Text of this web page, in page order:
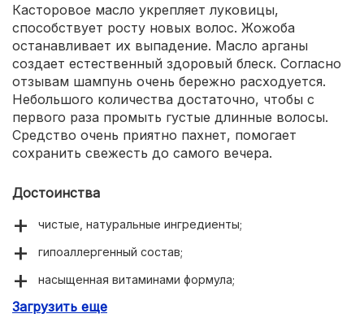
Касторовое масло укрепляет луковицы,
способствует росту новых волос. Жожоба
останавливает их выпадение. Масло арганы
создает естественный здоровый блеск. Согласно
отзывам шампунь очень бережно расходуется.
Небольшого количества достаточно, чтобы с
первого раза промыть густые длинные волосы.
Средство очень приятно пахнет, помогает
сохранить свежесть до самого вечера.
Достоинства
чистые, натуральные ингредиенты;
гипоаллергенный состав;
насыщенная витаминами формула;
мгновенное улучшение состояния волос;
Загрузить еще